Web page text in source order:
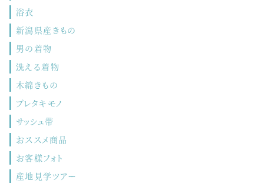
浴衣
新潟県産きもの
男の着物
洗える着物
木綿きもの
プレタキモノ
サッシュ帯
おススメ商品
お客様フォト
産地見学ツアー